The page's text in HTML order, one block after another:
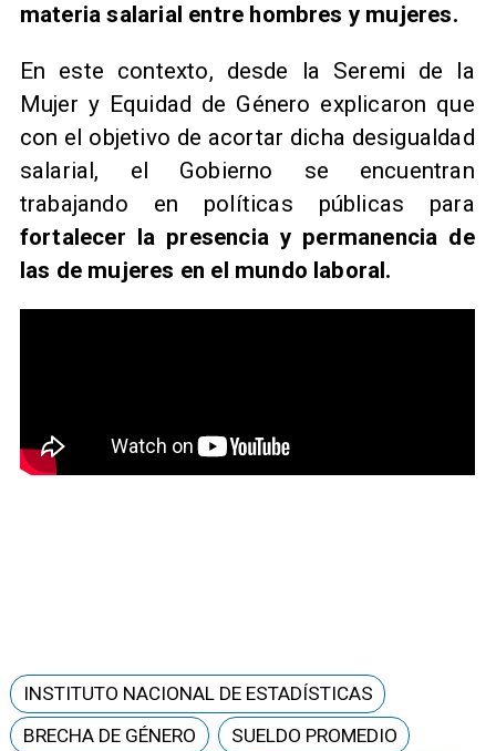
materia salarial entre hombres y mujeres.
En este contexto, desde la Seremi de la
Mujer y Equidad de Género explicaron que
con el objetivo de acortar dicha desigualdad
salarial, el Gobierno se encuentran
trabajando en políticas públicas para
fortalecer la presencia y permanencia de
las de mujeres en el mundo laboral.
INSTITUTO NACIONAL DE ESTADÍSTICAS
BRECHA DE GÉNERO
SUELDO PROMEDIO